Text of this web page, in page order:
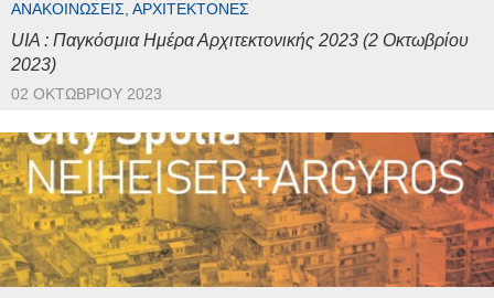
ΑΝΑΚΟΙΝΏΣΕΙΣ, ΑΡΧΙΤΈΚΤΟΝΕΣ
UIA : Παγκόσμια Ημέρα Αρχιτεκτονικής 2023 (2 Οκτωβρίου
2023)
02 ΟΚΤΩΒΡΊΟΥ 2023